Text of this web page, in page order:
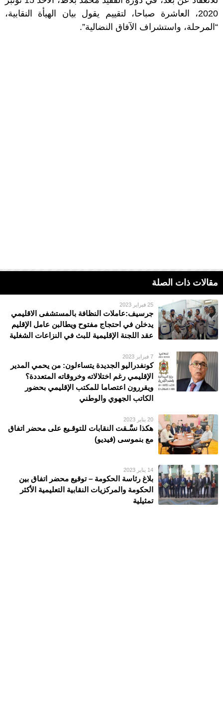
2020، العاشرة صباحا، لتقييم يقول بيان الهيأة النقابية،
“المرحلة، واستشراف الآفاق النضالية”.
مقالات ذات الصلة
25 فبراير 2023
جرسيف:عاملات النظافة بالمستشفى الاقليمي
يدخلن في احتجاج مفتوح ويطالبن عامل الإقليم
عقد اللجنة الإقليمية للبث في النزاعات الشغلية
7 فبراير 2023
كونفدراليو الجديدة يتساءلون: من يحمي المدير
الإقليمي رغم اختلالاته وخروقاته المتعددة؟
ويقررون اعتصاما للمكتب الإقليمي بحضور
الكاتب الجهوي والوطني
20 يناير 2023
هكذا نسَّـقت النقابات للتوقـيع على محضر اتفاق
مع بنموسى (فيديو)
14 يناير 2023
بلاغ رئاسة الحكومة – توقيع محضر اتفاق بين
الحكومة والمركزيات النقابية التعليمية الأكثر
تمثيلية